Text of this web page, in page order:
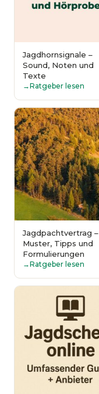
Jagdhornsignale –
Sound, Noten und
Texte
Ratgeber lesen
Jagdpachtvertrag –
Muster, Tipps und
Formulierungen
Ratgeber lesen